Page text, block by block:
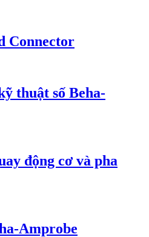
Connector
thuật số Beha-
động cơ và pha
Amprobe